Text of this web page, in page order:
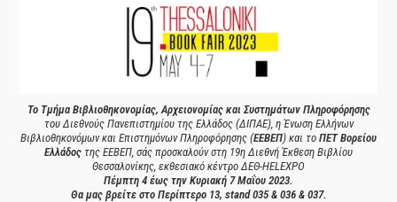
Το Τμήμα Βιβλιοθηκονομίας, Αρχειονομίας και Συστημάτων Πληροφόρησης
του Διεθνούς Πανεπιστημίου της Ελλάδος (ΔΙΠΑΕ), η Ένωση Ελλήνων
Βιβλιοθηκονόμων και Επιστημόνων Πληροφόρησης (ΕΕΒΕΠ) και το ΠΕΤ Βορείου
Ελλάδος της ΕΕΒΕΠ, σάς προσκαλούν στη 19η Διεθνή Έκθεση Βιβλίου
Θεσσαλονίκης, εκθεσιακό κέντρο ΔΕΘ-HELEXPO
Πέμπτη 4 έως την Κυριακή 7 Μαΐου 2023.
Θα μας βρείτε στο Περίπτερο 13, stand 035 & 036 & 037.